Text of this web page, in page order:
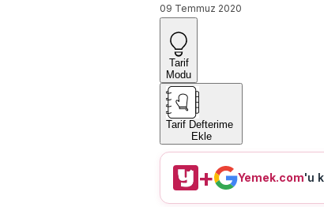
09 Temmuz 2020
Tarif
Modu
Tarif Defterime
Ekle
+ Yemek.com'u